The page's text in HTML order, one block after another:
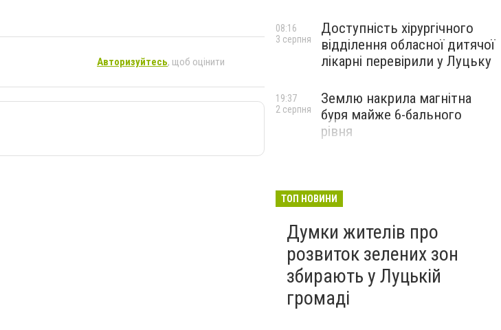
Авторизуйтесь, щоб оцінити
Доступність хірургічного
відділення обласної дитячої
лікарні перевірили у Луцьку
08:16
3 серпня
Землю накрила магнітна
буря майже 6-бального
рівня
19:37
2 серпня
ТОП НОВИНИ
Думки жителів про
розвиток зелених зон
збирають у Луцькій
громаді